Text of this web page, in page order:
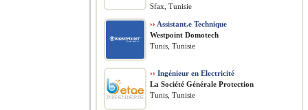
Sfax, Tunisie
›› Assistant.e Technique
Westpoint Domotech
Tunis, Tunisie
›› Ingénieur en Electricité
La Société Générale Protection
Tunis, Tunisie